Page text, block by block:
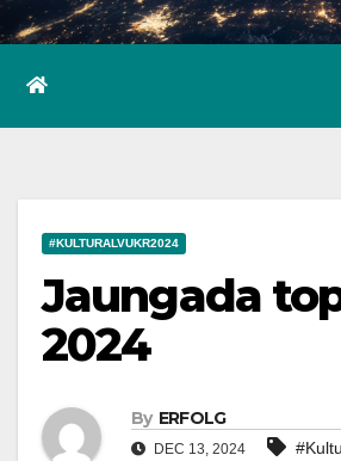
#KULTURALVUKR2024
Jaungada
2024
By ERFOLG
DEC 13, 2024